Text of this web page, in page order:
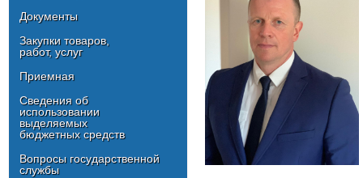
Документы
Закупки товаров,
работ, услуг
Приемная
Сведения об
использовании
выделяемых
бюджетных средств
Вопросы государственной
службы